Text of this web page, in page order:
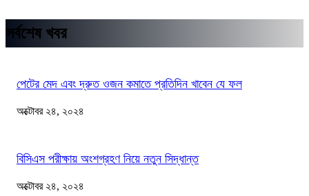
সর্বশেষ খবর
পেটের মেদ এবং দ্রুত ওজন কমাতে প্রতিদিন খাবেন যে ফল
অক্টোবর ২৪, ২০২৪
বিসিএস পরীক্ষায় অংশগ্রহণ নিয়ে নতুন সিদ্ধান্ত
অক্টোবর ২৪, ২০২৪